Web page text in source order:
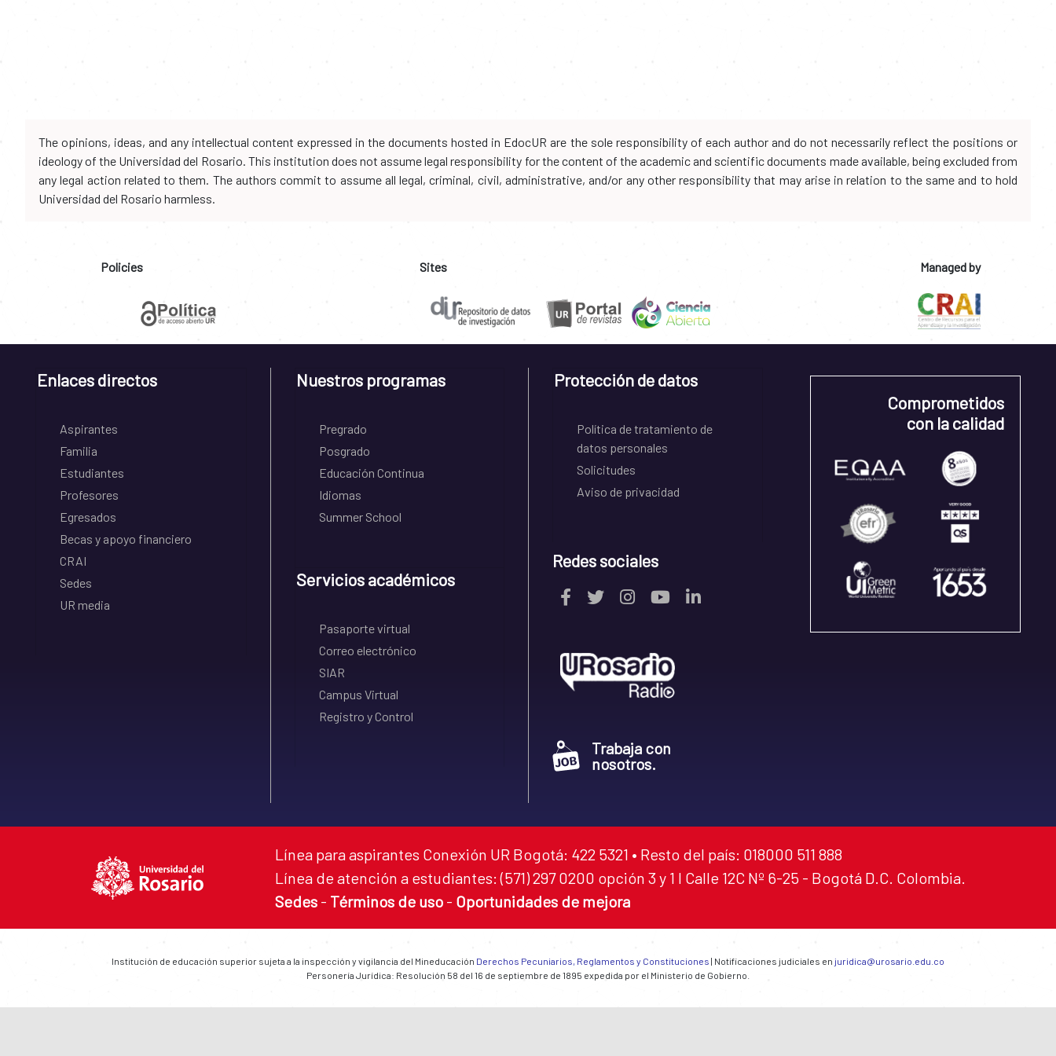
The opinions, ideas, and any intellectual content expressed in the documents hosted in EdocUR are the sole responsibility of each author and do not necessarily reflect the positions or
ideology of the Universidad del Rosario. This institution does not assume legal responsibility for the content of the academic and scientific documents made available, being excluded from
any legal action related to them. The authors commit to assume all legal, criminal, civil, administrative, and/or any other responsibility that may arise in relation to the same and to hold
Universidad del Rosario harmless.
Policies Sites Managed by
Enlaces directos
Aspirantes
Familia
Estudiantes
Profesores
Egresados
Becas y apoyo financiero
CRAI
Sedes
UR media
Nuestros programas
Pregrado
Posgrado
Educación Continua
Idiomas
Summer School
Servicios académicos
Pasaporte virtual
Correo electrónico
SIAR
Campus Virtual
Registro y Control
Protección de datos
Política de tratamiento de
datos personales
Solicitudes
Aviso de privacidad
Redes sociales
Trabaja con
nosotros.
Comprometidos
con la calidad
Línea para aspirantes Conexión UR Bogotá: 422 5321 • Resto del país: 018000 511 888
Línea de atención a estudiantes: (571) 297 0200 opción 3 y 1 I Calle 12C Nº 6-25 - Bogotá D.C. Colombia.
Sedes - Términos de uso - Oportunidades de mejora
Institución de educación superior sujeta a la inspección y vigilancia del Mineducación Derechos Pecuniarios, Reglamentos y Constituciones | Notificaciones judiciales en juridica@urosario.edu.co
Personería Jurídica: Resolución 58 del 16 de septiembre de 1895 expedida por el Ministerio de Gobierno.